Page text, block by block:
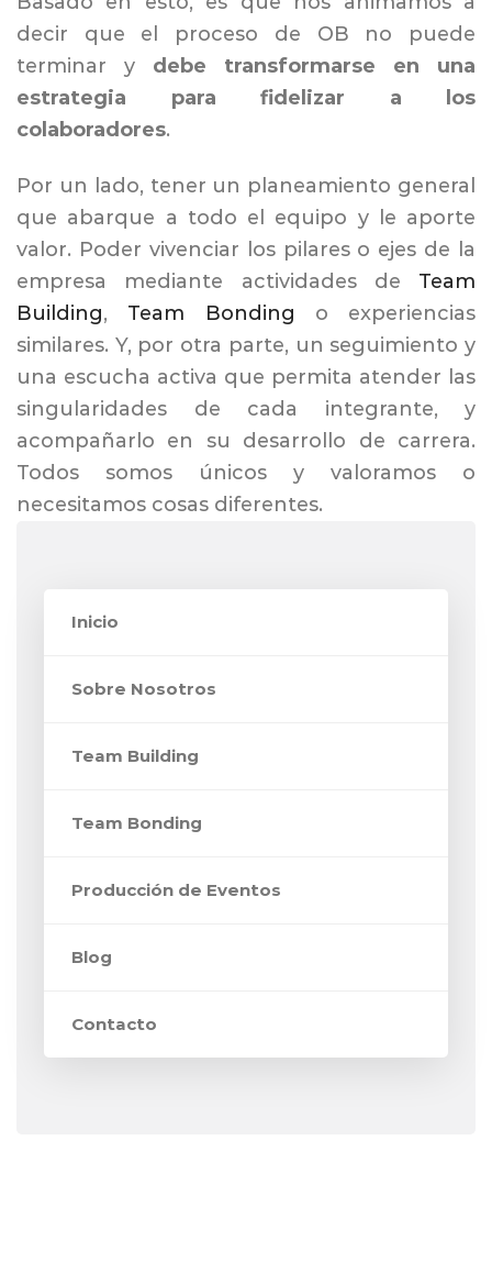
decir que el proceso de OB no puede
terminar y debe transformarse en una
estrategia para fidelizar a los
colaboradores.
Por un lado, tener un planeamiento general
que abarque a todo el equipo y le aporte
valor. Poder vivenciar los pilares o ejes de la
empresa mediante actividades de Team
Building, Team Bonding o experiencias
similares. Y, por otra parte, un seguimiento y
una escucha activa que permita atender las
singularidades de cada integrante, y
acompañarlo en su desarrollo de carrera.
Todos somos únicos y valoramos o
necesitamos cosas diferentes.
Inicio
Sobre Nosotros
Team Building
Team Bonding
Producción de Eventos
Blog
Contacto